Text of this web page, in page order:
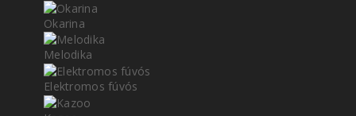
Okarina
Melodika
Elektromos fúvós